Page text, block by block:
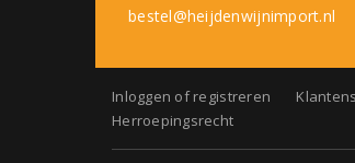
bestel@heijdenwijnimport.nl
Inloggen of registreren
Herroepingsrecht